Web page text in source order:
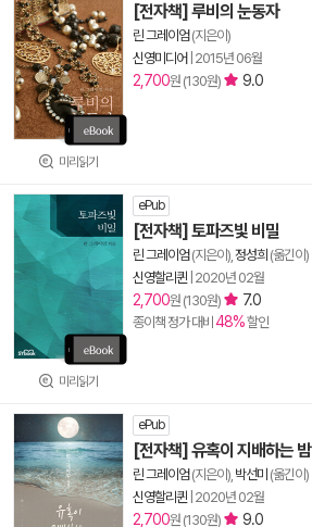
미리읽기
[전자책] 루비의 눈동자
린 그레이엄 (지은이)
신영미디어 2015년 06월
2,700원 (130원) 9.0
미리읽기
ePub
[전자책] 토파즈빛 비밀
린 그레이엄 (지은이), 정성희 (옮긴이)
신영할리퀸 2020년 02월
2,700원 (130원) 7.0
종이책 정가 대비 48%할인
ePub
[전자책] 유혹이 지배하는 밤
린 그레이엄 (지은이), 박선미 (옮긴이)
신영할리퀸 2020년 02월
2,700원 (130원) 9.0